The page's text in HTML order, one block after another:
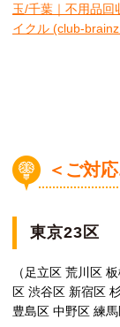
玉/千葉｜不用品回
イクル (club-
＜ご対
東京23区
（足立区 荒川区
区 渋谷区 新宿区
豊島区 中野区 練